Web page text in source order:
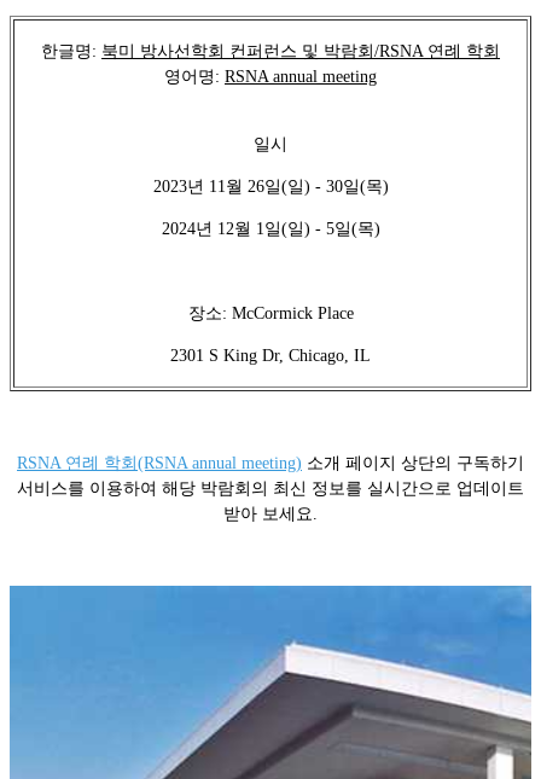
한글명: 북미 방사선학회 컨퍼런스 및 박람회/RSNA 연례 학회
영어명: RSNA annual meeting
일시
2023년 11월 26일(일) - 30일(목)
2024년 12월 1일(일) - 5일(목)
장소: McCormick Place
2301 S King Dr, Chicago, IL
RSNA 연례 학회(RSNA annual meeting) 소개 페이지 상단의 구독하기
서비스를 이용하여 해당 박람회의 최신 정보를 실시간으로 업데이트
받아 보세요.